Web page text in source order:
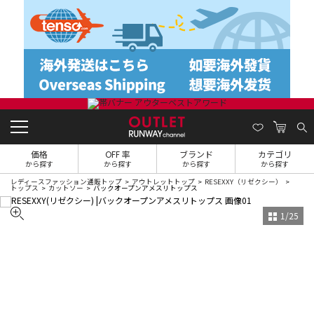
価格
から探す
OFF 率
から探す
ブランド
から探す
カテゴリ
から探す
レディースファッション通販トップ アウトレットトップ RESEXXY（リゼクシー）
トップス カットソー バックオープンアメスリトップス
1 /25